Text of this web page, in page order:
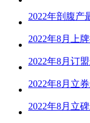
2022年剖腹产